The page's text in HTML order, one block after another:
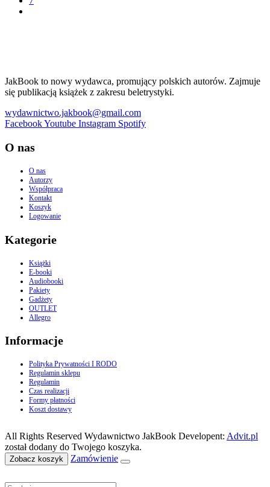
JakBook to nowy wydawca, promujący polskich autorów. Zajmuje
się publikacją książek z zakresu beletrystyki.
wydawnictwo.jakbook@gmail.com
FacebookYoutube Instagram Spotify
O nas
O nas
Autorzy
Współpraca
Kontakt
Koszyk
Logowanie
Kategorie
Książki
E-booki
Audiobooki
Pakiety
Gadżety
OUTLET
Allegro
Informacje
Polityka Prywatności I RODO
Regulamin sklepu
Regulamin
Czas realizacji
Formy płatności
Koszt dostawy
All Rights Reserved Wydawnictwo JakBook Developent: Advit.pl
został dodany do Twojego koszyka.
Zobacz koszyk Zamówienie